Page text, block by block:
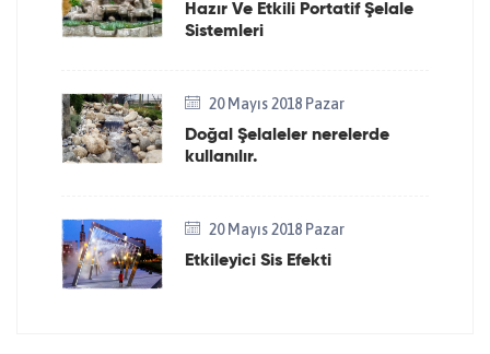
Hazır Ve Etkili Portatif Şelale
Sistemleri
20 Mayıs 2018 Pazar
Doğal Şelaleler nerelerde
kullanılır.
20 Mayıs 2018 Pazar
Etkileyici Sis Efekti